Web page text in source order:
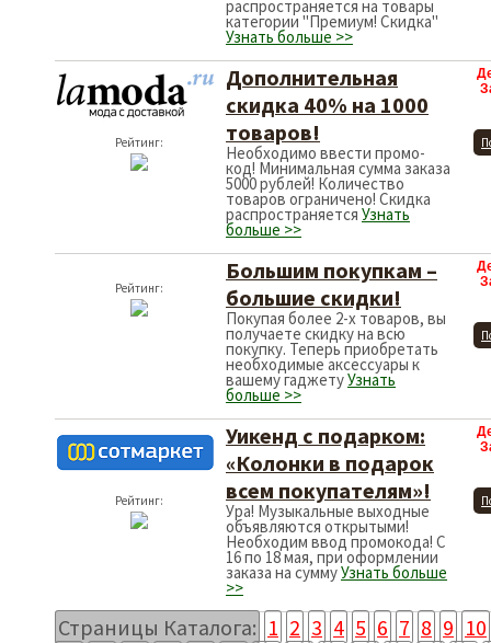
распространяется на товары
категории "Премиум! Скидка"
Узнать больше >>
Рейтинг:
Дополнительная
скидка 40% на 1000
товаров!
Необходимо ввести промо-
код! Минимальная сумма заказа
5000 рублей! Количество
товаров ограничено! Скидка
распространяется Узнать
больше >>
Рейтинг:
Большим покупкам –
большие скидки!
Покупая более 2-х товаров, вы
получаете скидку на всю
покупку. Теперь приобретать
необходимые аксессуары к
вашему гаджетуУзнать
больше >>
Рейтинг:
Уикенд с подарком:
«Колонки в подарок
всем покупателям»!
Ура! Музыкальные выходные
объявляются открытыми!
Необходим ввод промокода! С
16 по 18 мая, при оформлении
заказа на суммуУзнать больше
>>
Страницы Каталога: 1 2 3 4 5 6 7 8 9 10